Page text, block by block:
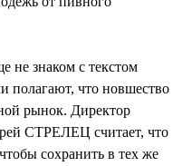
не знаком с текстом
полагают, что новшество
рынок. Директор
СТРЕЛЕЦ считает, что
сохранить в тех же